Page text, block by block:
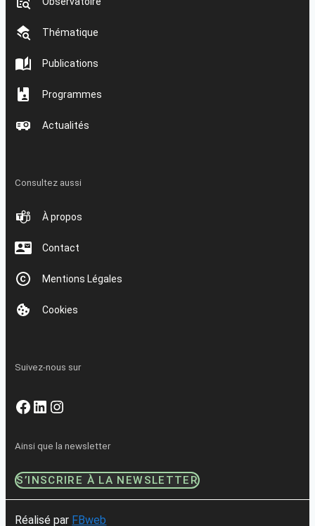
Thématique
Publications
Programmes
Actualités
Consultez aussi
À propos
Contact
Mentions Légales
Cookies
Suivez-nous sur
Facebook
LinkedIn
Instagram
Ainsi que la newsletter
S’INSCRIRE À LA NEWSLETTER
Réalisé par FBweb